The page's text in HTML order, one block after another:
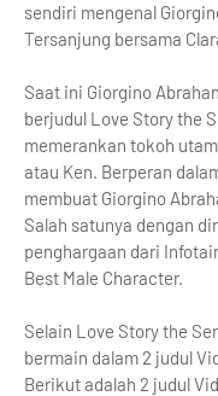
sendiri mengenal
Tersanjung bersama
Saat ini Giorgino
berjudul Love Story the
memerankan tokoh
atau Ken. Berperan
membuat Giorgino
Salah satunya dengan
penghargaan dari
Best Male Character.
Selain Love Story the
bermain dalam 2 judul
Berikut adalah 2 judul